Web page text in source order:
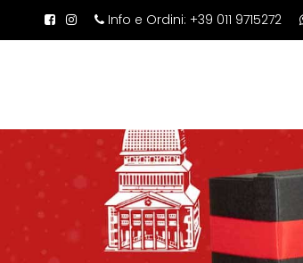
Info e Ordini: +39 011 9715272